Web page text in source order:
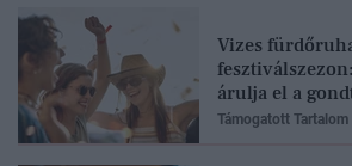
Vizes
árulja el a
Támogatott Tartalom